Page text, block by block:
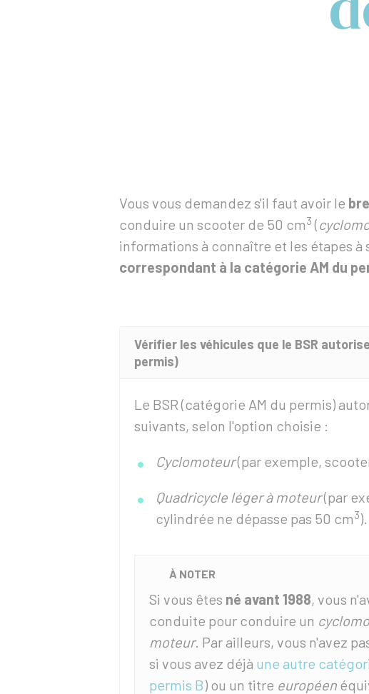
Vous vous demandez s'il faut avoir le
conduire un scooter de 50 cm3 (
informations à connaître et les étapes à
correspondant à la catégorie AM du
Vérifier les véhicules que le BSR
permis)
Le BSR(catégorie AM du permis)
suivants, selon l'option choisie :
Cyclomoteur(par exemple,
Quadricycle léger à moteur(par
cylindrée ne dépasse pas 50 cm3).
À NOTER
Si vous êtes né avant 1988, vous
conduite pour conduire un
moteur. Par ailleurs, vous n'avez
si vous avez déjà une autre
permis B) ou un titre européen